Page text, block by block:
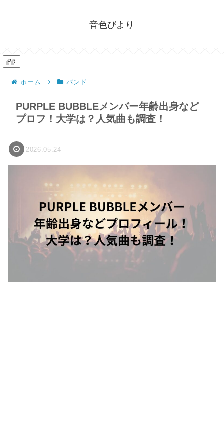
音色びより
PR
ホーム バンド
PURPLE BUBBLEメンバー年齢出身など
プロフ！大学は？人気曲も調査！
2026.05.24